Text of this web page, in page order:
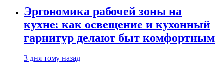
Эргономика рабочей зоны на
кухне: как освещение и кухонный
гарнитур делают быт комфортным
3 дня тому назад